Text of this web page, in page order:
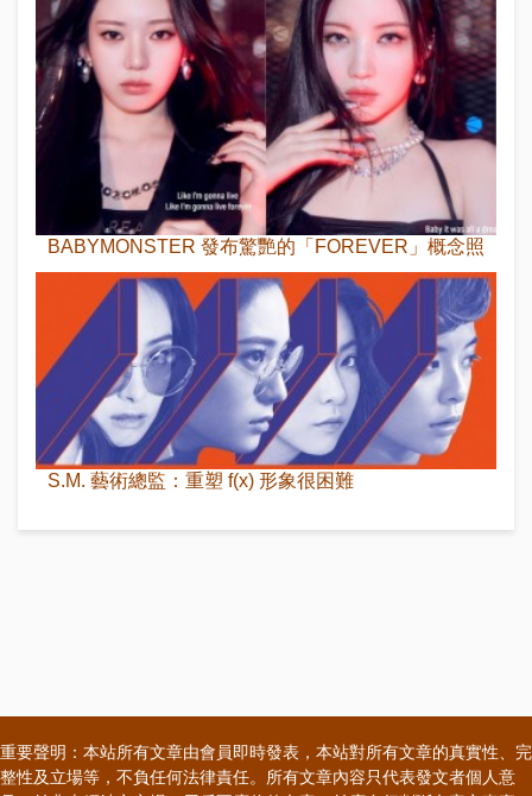
BABYMONSTER 發布驚艷的「FOREVER」概念照
S.M. 藝術總監：重塑 f(x) 形象很困難
重要聲明：本站所有文章由會員即時發表，本站對所有文章的真實性、完
整性及立場等，不負任何法律責任。所有文章內容只代表發文者個人意